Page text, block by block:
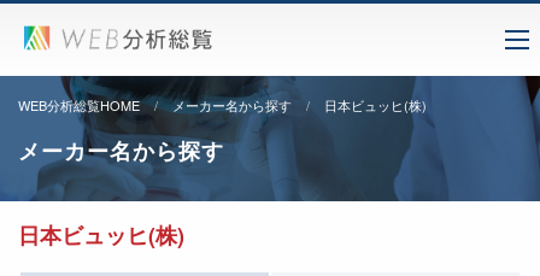
WEB分析総覧HOME メーカー名から探す 日本ビュッヒ(株)
メーカー名から探す
日本ビュッヒ(株)